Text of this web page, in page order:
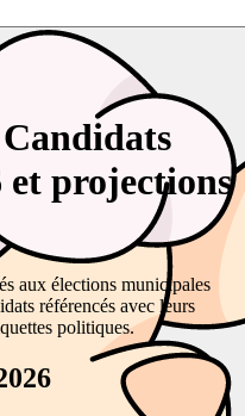
et projections
aux élections municipales
référencés avec leurs
politiques.